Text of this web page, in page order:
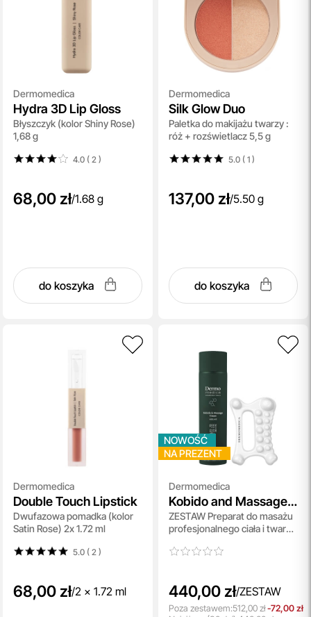
Dermomedica
Hydra 3D Lip Gloss
Błyszczyk (kolor Shiny Rose)
1,68 g
4.0 ( 2 )
68,00 zł/1.68 g
do koszyka
Dermomedica
Silk Glow Duo
Paletka do makijażu twarzy :
róż + rozświetlacz 5,5 g
5.0 ( 1)
137,00 zł/5.50 g
do koszyka
Dermomedica
Double Touch Lipstick
Dwufazowa pomadka (kolor
Satin Rose) 2x 1.72 ml
5.0 ( 2 )
68,00 zł/2 x 1.72 ml
NOWOŚĆ
NA PREZENT
Dermomedica
Kobido and Massage
CBD Cream + Dermo
Sculpt Gua Sha
ZESTAW Preparat do masażu
profesjonalnego ciała i twarzy
masażer do twarzy i ciała 1 szt
440,00 zł/ZESTAW
Poza zestawem:512,00 zł-72,00 zł